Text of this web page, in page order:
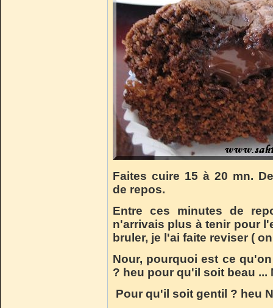
Faites cuire 15 à 20 mn.
de repos.
Entre ces minutes de
n'arrivais plus à tenir pour
bruler, je l'ai faite reviser (
Nour, pourquoi est ce
? heu pour qu'il soit beau ...
Pour qu'il soit gentil ? heu